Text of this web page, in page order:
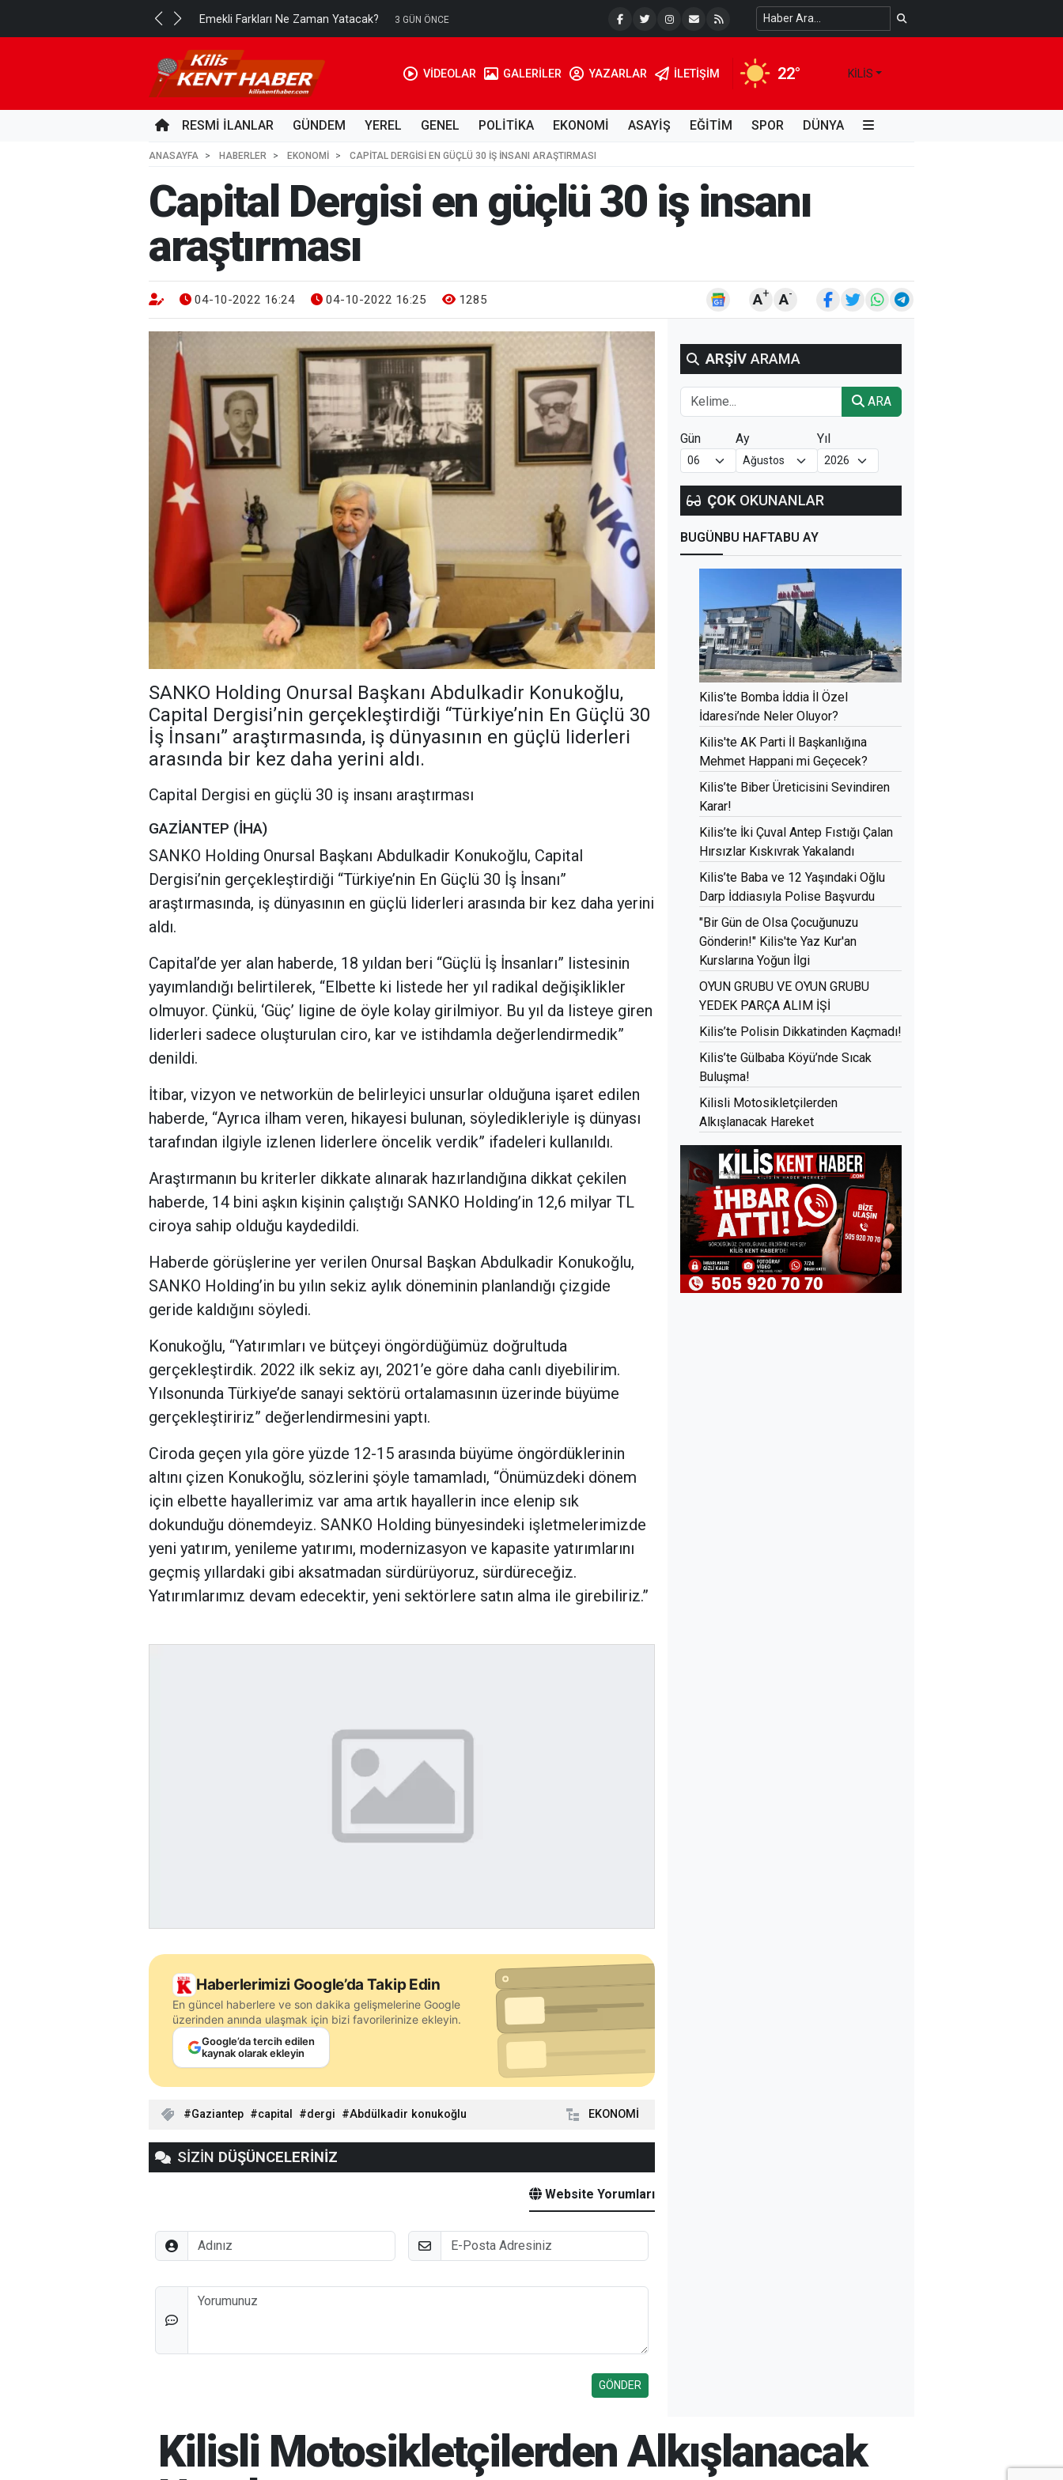
Emekli Farkları Ne Zaman Yatacak? 3 GÜN ÖNCE Su Kuyusu Temiz Suya Erişimde Kalıcı Bir Çözüm
VİDEOLAR GALERİLER YAZARLAR İLETIŞIM 22° KILIS
RESMİ İLANLAR GÜNDEM YEREL GENEL POLİTİKA EKONOMİ ASAYİŞ EĞİTİM SPOR DÜNYA
ANASAYFA HABERLER EKONOMİ CAPITAL DERGISI EN GÜÇLÜ 30 IŞ INSANI ARAŞTIRMASI
Capital Dergisi en güçlü 30 iş insanı
araştırması
04-10-2022 16:24 04-10-2022 16:25 1285 A+ A-
SANKO Holding Onursal Başkanı Abdulkadir Konukoğlu,
Capital Dergisi’nin gerçekleştirdiği “Türkiye’nin En Güçlü 30
İş İnsanı” araştırmasında, iş dünyasının en güçlü liderleri
arasında bir kez daha yerini aldı.
Capital Dergisi en güçlü 30 iş insanı araştırması
GAZİANTEP (İHA)
SANKO Holding Onursal Başkanı Abdulkadir Konukoğlu, Capital
Dergisi’nin gerçekleştirdiği “Türkiye’nin En Güçlü 30 İş İnsanı”
araştırmasında, iş dünyasının en güçlü liderleri arasında bir kez daha yerini
aldı.
Capital’de yer alan haberde, 18 yıldan beri “Güçlü İş İnsanları” listesinin
yayımlandığı belirtilerek, “Elbette ki listede her yıl radikal değişiklikler
olmuyor. Çünkü, ‘Güç’ ligine de öyle kolay girilmiyor. Bu yıl da listeye giren
liderleri sadece oluşturulan ciro, kar ve istihdamla değerlendirmedik”
denildi.
İtibar, vizyon ve networkün de belirleyici unsurlar olduğuna işaret edilen
haberde, “Ayrıca ilham veren, hikayesi bulunan, söyledikleriyle iş dünyası
tarafından ilgiyle izlenen liderlere öncelik verdik” ifadeleri kullanıldı.
Araştırmanın bu kriterler dikkate alınarak hazırlandığına dikkat çekilen
haberde, 14 bini aşkın kişinin çalıştığı SANKO Holding’in 12,6 milyar TL
ciroya sahip olduğu kaydedildi.
Haberde görüşlerine yer verilen Onursal Başkan Abdulkadir Konukoğlu,
SANKO Holding’in bu yılın sekiz aylık döneminin planlandığı çizgide
geride kaldığını söyledi.
Konukoğlu, “Yatırımları ve bütçeyi öngördüğümüz doğrultuda
gerçekleştirdik. 2022 ilk sekiz ayı, 2021’e göre daha canlı diyebilirim.
Yılsonunda Türkiye’de sanayi sektörü ortalamasının üzerinde büyüme
gerçekleştiririz” değerlendirmesini yaptı.
Ciroda geçen yıla göre yüzde 12-15 arasında büyüme öngördüklerinin
altını çizen Konukoğlu, sözlerini şöyle tamamladı, “Önümüzdeki dönem
için elbette hayallerimiz var ama artık hayallerin ince elenip sık
dokunduğu dönemdeyiz. SANKO Holding bünyesindeki işletmelerimizde
yeni yatırım, yenileme yatırımı, modernizasyon ve kapasite yatırımlarını
geçmiş yıllardaki gibi aksatmadan sürdürüyoruz, sürdüreceğiz.
Yatırımlarımız devam edecektir, yeni sektörlere satın alma ile girebiliriz.”
Haberlerimizi Google’da Takip Edin
En güncel haberlere ve son dakika gelişmelerine Google
üzerinden anında ulaşmak için bizi favorilerinize ekleyin.
Google’da tercih edilen
kaynak olarak ekleyin
Gaziantep capital dergi Abdülkadir konukoğlu EKONOMİ
SİZİN DÜŞÜNCELERİNİZ
Website Yorumları
Adınız E-Posta
Düşünceleriniz
ARŞİV ARAMA
ARA
Gün Ay Yıl
ÇOK OKUNANLAR
BUGÜNBU HAFTABU AY
Kilis’te Bomba İddia İl Özel
İdaresi’nde Neler Oluyor?
Kilis'te AK Parti İl Başkanlığına
Mehmet Happani mi Geçecek?
Kilis’te Biber Üreticisini Sevindiren
Karar!
Kilis’te İki Çuval Antep Fıstığı Çalan
Hırsızlar Kıskıvrak Yakalandı
Kilis’te Baba ve 12 Yaşındaki Oğlu
Darp İddiasıyla Polise Başvurdu
"Bir Gün de Olsa Çocuğunuzu
Gönderin!" Kilis'te Yaz Kur'an
Kurslarına Yoğun İlgi
OYUN GRUBU VE OYUN GRUBU
YEDEK PARÇA ALIM İŞİ
Kilis’te Polisin Dikkatinden Kaçmadı!
Kilis’te Gülbaba Köyü’nde Sıcak
Buluşma!
Kilisli Motosikletçilerden
Alkışlanacak Hareket
Kilisli Motosikletçilerden Alkışlanacak